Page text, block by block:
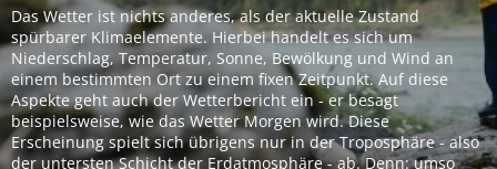
Das Wetter ist nichts anderes, als der aktuelle Zustand
spürbarer Klimaelemente. Hierbei handelt es sich um
Niederschlag, Temperatur, Sonne, Bewölkung und Wind an
einem bestimmten Ort zu einem fixen Zeitpunkt. Auf diese
Aspekte geht auch der Wetterbericht ein - er besagt
beispielsweise, wie das Wetter Morgen wird. Diese
Erscheinung spielt sich übrigens nur in der Troposphäre - also
der untersten Schicht der Erdatmosphäre - ab. Denn: umso